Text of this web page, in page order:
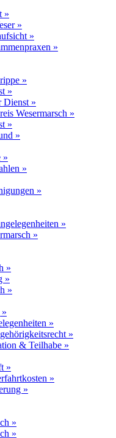
»
»
»
»
»
»
Dienst »
Wesermarsch »
»
»
»
»
»
»
»
»
»
»
»
»
& Teilhabe »
»
»
»
»
»